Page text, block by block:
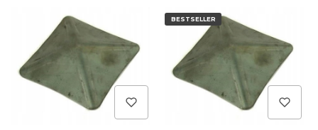
BESTSELLER